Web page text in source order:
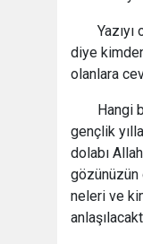
Yazıyı
diye
olanlara
Hangi
gençlik
dolabı
gözünüzün
neleri ve